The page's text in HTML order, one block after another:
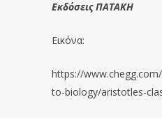
Εκδόσεις ΠΑΤΑΚΗ
Εικόνα:
https://
to-biology/aristotles-